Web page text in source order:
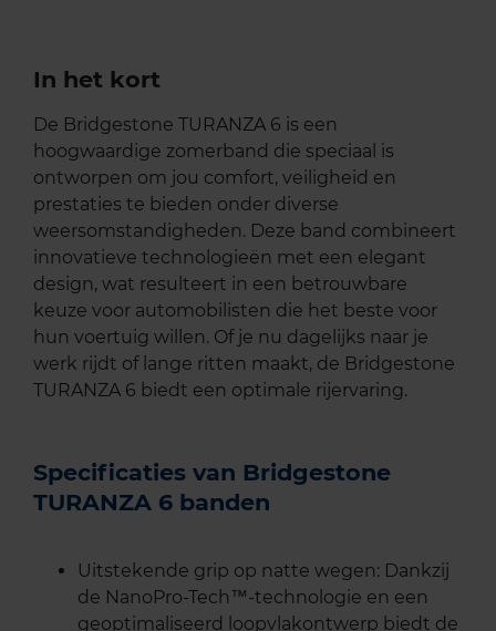
In het kort
De Bridgestone TURANZA 6 is een
hoogwaardige zomerband die speciaal is
ontworpen om jou comfort, veiligheid en
prestaties te bieden onder diverse
weersomstandigheden. Deze band combineert
innovatieve technologieën met een elegant
design, wat resulteert in een betrouwbare
keuze voor automobilisten die het beste voor
hun voertuig willen. Of je nu dagelijks naar je
werk rijdt of lange ritten maakt, de Bridgestone
TURANZA 6 biedt een optimale rijervaring.
Specificaties van Bridgestone
TURANZA 6 banden
Uitstekende grip op natte wegen: Dankzij
de NanoPro-Tech™-technologie en een
geoptimaliseerd loopvlakontwerp biedt de